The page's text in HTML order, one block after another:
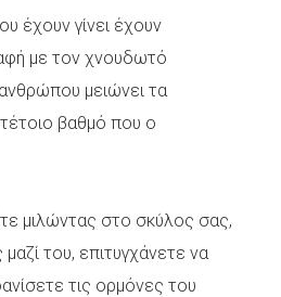
έχουν γίνει έχουν
με τον χνουδωτό
μειώνει τα
βαθμό που ο
μιλώντας στο σκύλος σας,
του, επιτυγχάνετε να
τις ορμόνες του